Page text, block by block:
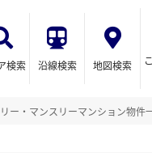
検索 沿線検索 地図検索
ー・マンスリーマンション物件